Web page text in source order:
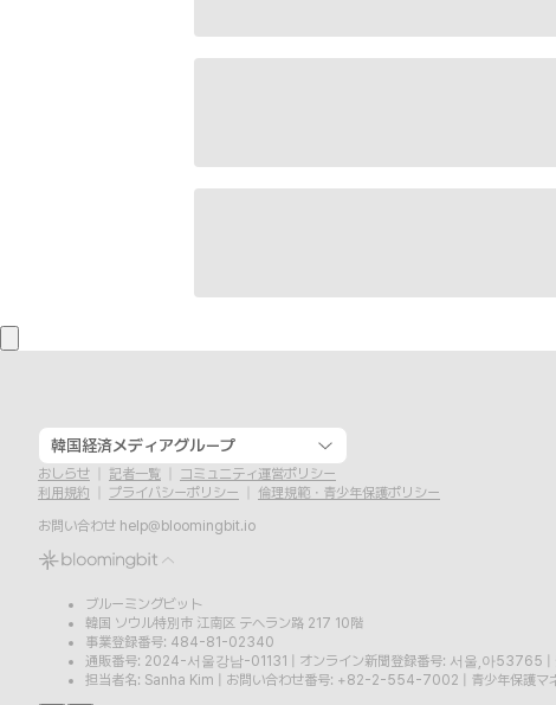
韓国経済メディアグループ
おしらせ 記者一覧
コミュニティ運営ポリシー
利用規約
プライバシーポリシー
倫理規範・青少年保護ポリシー
お問い合わせ help@bloomingbit.io
ブルーミングビット
韓国 ソウル特別市 江南区 テヘラン路 217 10階
事業登録番号: 484-81-02340
通販番号: 2024-서울강남-01131
オンライン新聞登録番号: 서울,아53765
担当者名: Sanha Kim
お問い合わせ番号: +82-2-554-7002 青少年保護